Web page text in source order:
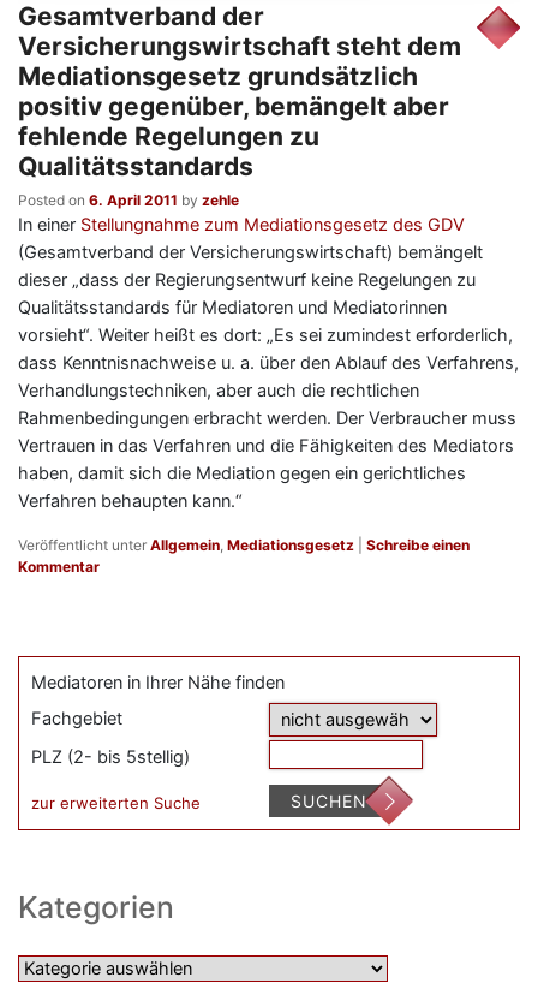
Gesamtverband der
Versicherungswirtschaft steht dem
Mediationsgesetz grundsätzlich
positiv gegenüber, bemängelt aber
fehlende Regelungen zu
Qualitätsstandards
Posted on 6. April 2011 by zehle
In einer Stellungnahme zum Mediationsgesetz des GDV
(Gesamtverband der Versicherungswirtschaft) bemängelt
dieser „dass der Regierungsentwurf keine Regelungen zu
Qualitätsstandards für Mediatoren und Mediatorinnen
vorsieht“. Weiter heißt es dort: „Es sei zumindest erforderlich,
dass Kenntnisnachweise u. a. über den Ablauf des Verfahrens,
Verhandlungstechniken, aber auch die rechtlichen
Rahmenbedingungen erbracht werden. Der Verbraucher muss
Vertrauen in das Verfahren und die Fähigkeiten des Mediators
haben, damit sich die Mediation gegen ein gerichtliches
Verfahren behaupten kann.“
Veröffentlicht unter Allgemein, Mediationsgesetz
Schreibe einen
Kommentar
Mediatoren in Ihrer Nähe finden
Fachgebiet
PLZ (2- bis 5stellig)
zur erweiterten Suche SUCHEN
Kategorien
Kategorien